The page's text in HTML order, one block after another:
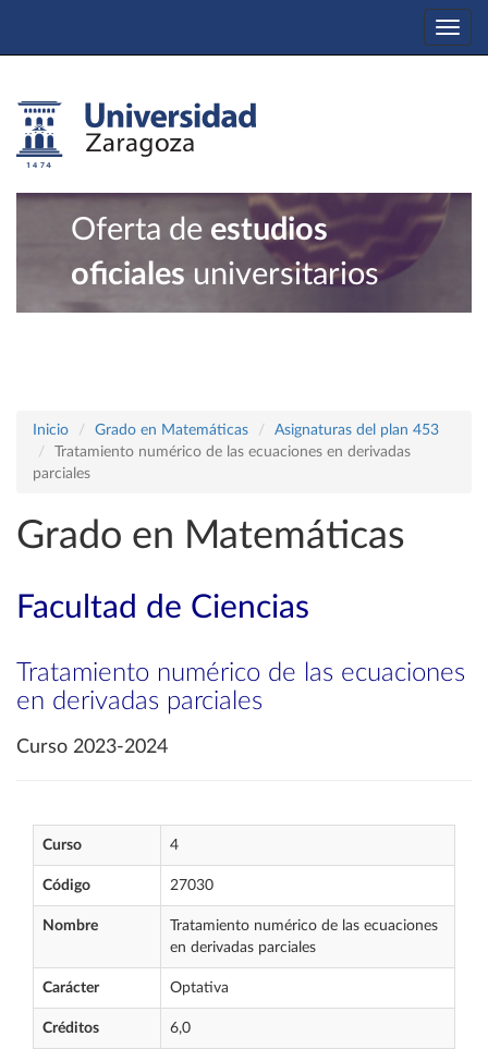
Oferta de estudios
oficiales universitarios
Inicio Grado en Matemáticas
Asignaturas del plan 453
Tratamiento numérico de las ecuaciones en derivadas
parciales
Grado en Matemáticas
Facultad de Ciencias
Tratamiento numérico de las ecuaciones
en derivadas parciales
Curso 2023-2024
Curso 4
Código 27030
Nombre
Tratamiento numérico de las ecuaciones
en derivadas parciales
Carácter Optativa
Créditos 6,0